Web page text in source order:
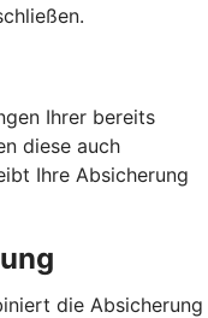
Ihrer bereits
diese auch
Ihre Absicherung
die Absicherung